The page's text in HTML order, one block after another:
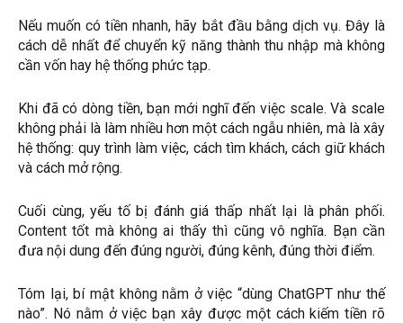
Nếu muốn có tiền nhanh, hãy bắt đầu bằng dịch vụ. Đây là
cách dễ nhất để chuyển kỹ năng thành thu nhập mà không
cần vốn hay hệ thống phức tạp.
Khi đã có dòng tiền, bạn mới nghĩ đến việc scale. Và scale
không phải là làm nhiều hơn một cách ngẫu nhiên, mà là xây
hệ thống: quy trình làm việc, cách tìm khách, cách giữ khách
và cách mở rộng.
Cuối cùng, yếu tố bị đánh giá thấp nhất lại là phân phối.
Content tốt mà không ai thấy thì cũng vô nghĩa. Bạn cần
đưa nội dung đến đúng người, đúng kênh, đúng thời điểm.
Tóm lại, bí mật không nằm ở việc “dùng ChatGPT như thế
nào”. Nó nằm ở việc bạn xây được một cách kiếm tiền rõ